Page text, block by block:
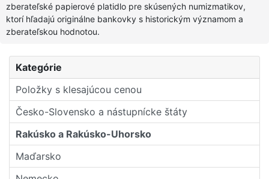
Kategórie
Položky s klesajúcou cenou
Česko-Slovensko a nástupní­cke štáty
Rakúsko a Rakúsko-Uhorsko
Maďarsko
zberateľské papierové platidlo pre skúsených numizmatikov,
ktorí hľadajú originálne bankovky s historickým významom a
zberateľskou hodnotou.